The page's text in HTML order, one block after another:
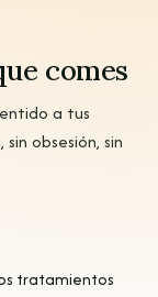
comes
a tus
obsesión, sin
tratamientos